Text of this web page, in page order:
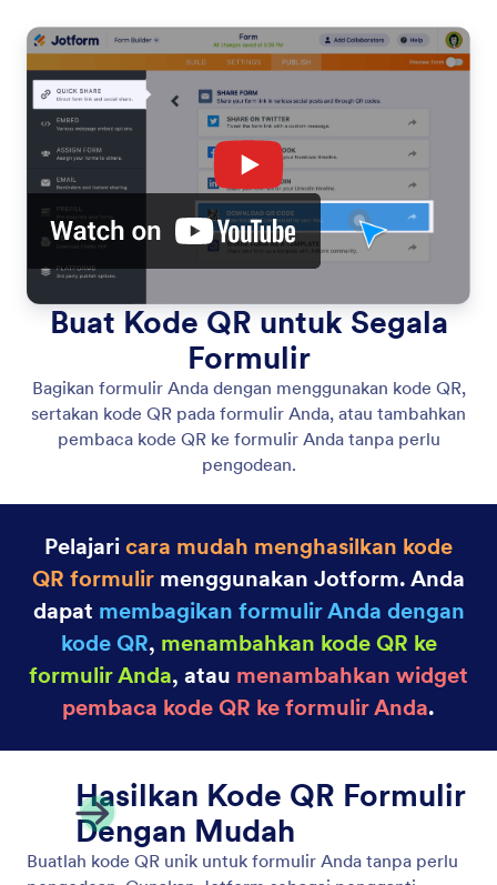
Buat Kode QR untuk Segala
Formulir
Bagikan formulir Anda dengan menggunakan kode QR,
sertakan kode QR pada formulir Anda, atau tambahkan
pembaca kode QR ke formulir Anda tanpa perlu
pengodean.
Pelajaricara mudah menghasilkan kode
QR formulir menggunakan Jotform. Anda
dapat membagikan formulir Anda dengan
kode QR, menambahkan kode QR ke
formulir Anda, atau menambahkan widget
pembaca kode QR ke formulir Anda.
Hasilkan Kode QR Formulir
Dengan Mudah
Buatlah kode QR unik untuk formulir Anda tanpa perlu